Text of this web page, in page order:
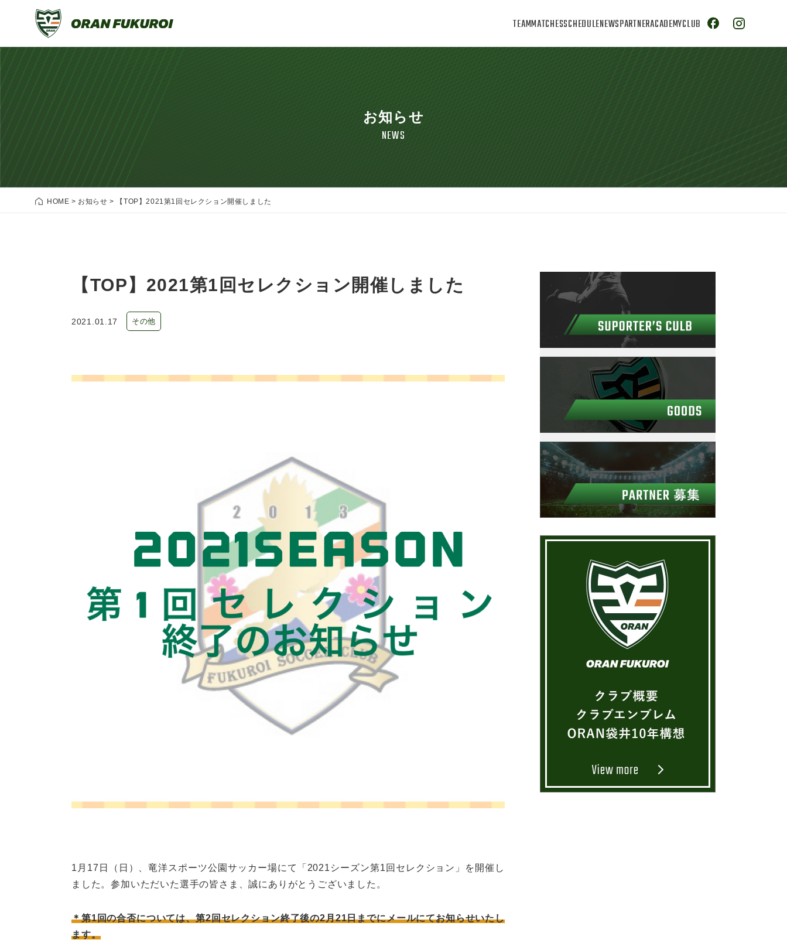
TEAMMATCHESSCHEDULENEWSPARTNERACADEMYCLUB
お知らせ
NEWS
HOME > お知らせ > 【TOP】2021第1回セレクション開催しました
【TOP】2021第1回セレクション開催しました
2021.01.17 その他
1月17日（日）、竜洋スポーツ公園サッカー場にて「2021シーズン第1回セレクション」を開催し
ました。参加いただいた選手の皆さま、誠にありがとうございました。
＊第1回の合否については、第2回セレクション終了後の2月21日までにメールにてお知らせいたし
ます。